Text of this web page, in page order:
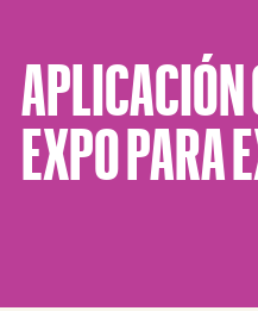
APLICACIÓN
EXPO PARA